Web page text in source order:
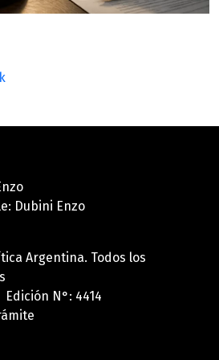
Dubini Enzo
Argentina. Todos los
N°: 4414